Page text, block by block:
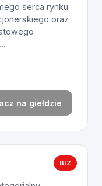
serca rynku
oraz
na giełdzie
BIZ